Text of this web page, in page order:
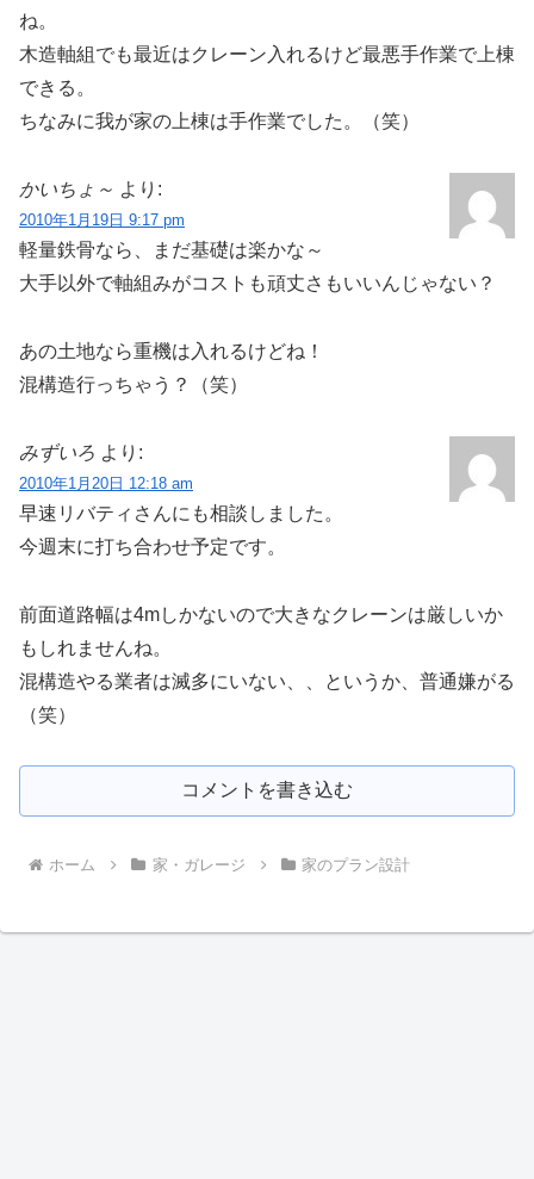
ね。
木造軸組でも最近はクレーン入れるけど最悪手作業で上棟
できる。
ちなみに我が家の上棟は手作業でした。（笑）
かいちょ～ より:
2010年1月19日 9:17 pm
軽量鉄骨なら、まだ基礎は楽かな～
大手以外で軸組みがコストも頑丈さもいいんじゃない？
あの土地なら重機は入れるけどね！
混構造行っちゃう？（笑）
みずいろ より:
2010年1月20日 12:18 am
早速リバティさんにも相談しました。
今週末に打ち合わせ予定です。
前面道路幅は4mしかないので大きなクレーンは厳しいか
もしれませんね。
混構造やる業者は滅多にいない、、というか、普通嫌がる
（笑）
コメントを書き込む
ホーム 家・ガレージ 家のプラン設計